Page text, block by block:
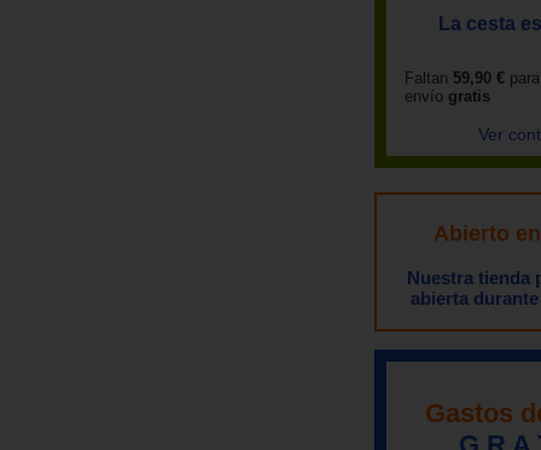
La cesta
Faltan 59,90 €
envío gratis
Ver
Abierto
Nuestra tienda
abierta
Gastos